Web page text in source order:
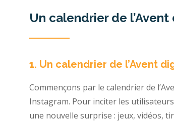
Un calendrier de
1. Un calendrier de l’Avent
Commençons par le calendrier de
Instagram. Pour inciter les
une nouvelle surprise : jeux, vidéos,